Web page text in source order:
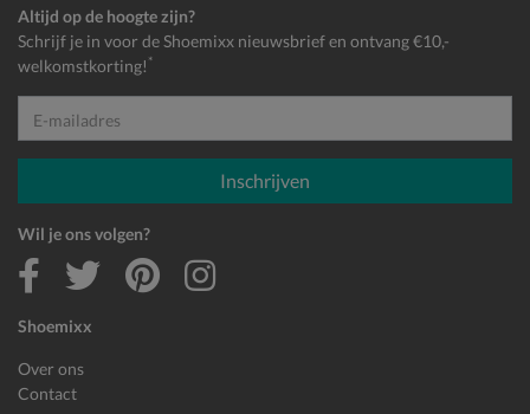
Shoemixx
Over ons
Contact
Altijd op de hoogte zijn?
Schrijf je in voor de Shoemixx nieuwsbrief en ontvang €10,-
welkomstkorting! *
E-mailadres
Inschrijven
Wil je ons volgen?